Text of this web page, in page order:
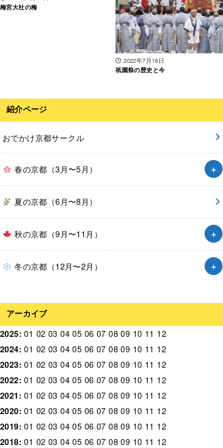
梅宮大社の梅
2022年7月18日
祇園祭の歴史と今
紹介ページ
おでかけ京都サークル
春の京都（3月〜5月）
夏の京都（6月〜8月）
秋の京都（9月〜11月）
冬の京都（12月〜2月）
アーカイブ
2025:01 02 03 04 05 06 07 08 09 10 11 12
2024:01 02 03 04 05 06 07 08 09 10 11 12
2023:01 02 03 04 05 06 07 08 09 10 11 12
2022:01 02 03 04 05 06 07 08 09 10 11 12
2021:01 02 03 04 05 06 07 08 09 10 11 12
2020:01 02 03 04 05 06 07 08 09 10 11 12
2019:01 02 03 04 05 06 07 08 09 10 11 12
2018:01 02 03 04 05 06 07 08 09 10 11 12